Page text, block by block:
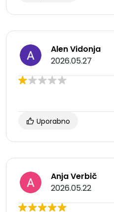
Alen Vidonja
2026.05.27
Uporabno
Anja Verbič
2026.05.22